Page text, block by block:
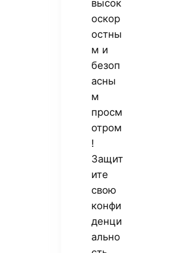
высок
оскор
остны
м и
безоп
асны
м
просм
отром
!
Защит
ите
свою
конфи
денци
ально